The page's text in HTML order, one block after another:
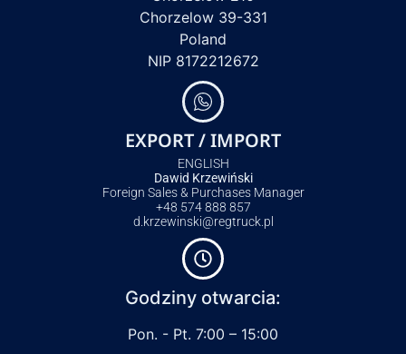
Chorzelow 39-331
Poland
NIP 8172212672
EXPORT / IMPORT
ENGLISH
Dawid Krzewiński
Foreign Sales & Purchases Manager
+48 574 888 857
d.krzewinski@regtruck.pl
Godziny otwarcia:
Pon. - Pt. 7:00 – 15:00